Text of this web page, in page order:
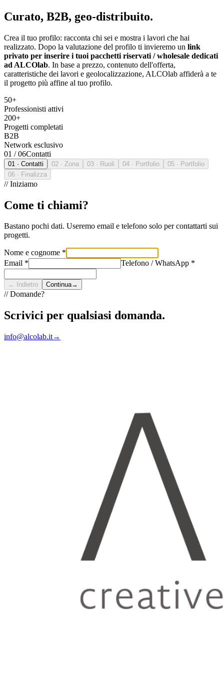
Curato, B2B, geo-distribuito.
Crea il tuo profilo: racconta chi sei e mostra i lavori che hai
realizzato. Dopo la valutazione del profilo ti invieremo un link
privato per inserire i tuoi pacchetti riservati / wholesale dedicati
ad ALCOlab. In base a prezzo, contenuto dell'offerta,
caratteristiche dei lavori e geolocalizzazione, ALCOlab affiderà a te
il progetto più affine al tuo profilo.
50+
Professionisti attivi
200+
Progetti completati
B2B
Network esclusivo
01 /06Contatti
01 · Contatti 02 · Zona 03 · Ruoli 04 · Portfolio 05 · Portfolio
06 · Finalizza
// Iniziamo
Come ti chiami?
Bastano pochi dati. Useremo email e telefono solo per contattarti sui
progetti.
Nome e cognome *
Email *
Telefono / WhatsApp *
← Indietro Continua→
// Domande?
Scrivici per qualsiasi domanda.
info@alcolab.it→